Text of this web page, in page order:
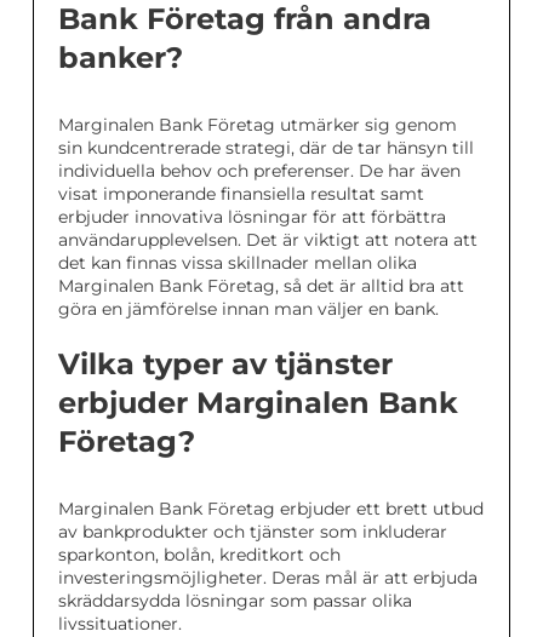
Bank Företag från andra
banker?
Marginalen Bank Företag utmärker sig genom
sin kundcentrerade strategi, där de tar hänsyn till
individuella behov och preferenser. De har även
visat imponerande finansiella resultat samt
erbjuder innovativa lösningar för att förbättra
användarupplevelsen. Det är viktigt att notera att
det kan finnas vissa skillnader mellan olika
Marginalen Bank Företag, så det är alltid bra att
göra en jämförelse innan man väljer en bank.
Vilka typer av tjänster
erbjuder Marginalen Bank
Företag?
Marginalen Bank Företag erbjuder ett brett utbud
av bankprodukter och tjänster som inkluderar
sparkonton, bolån, kreditkort och
investeringsmöjligheter. Deras mål är att erbjuda
skräddarsydda lösningar som passar olika
livssituationer.